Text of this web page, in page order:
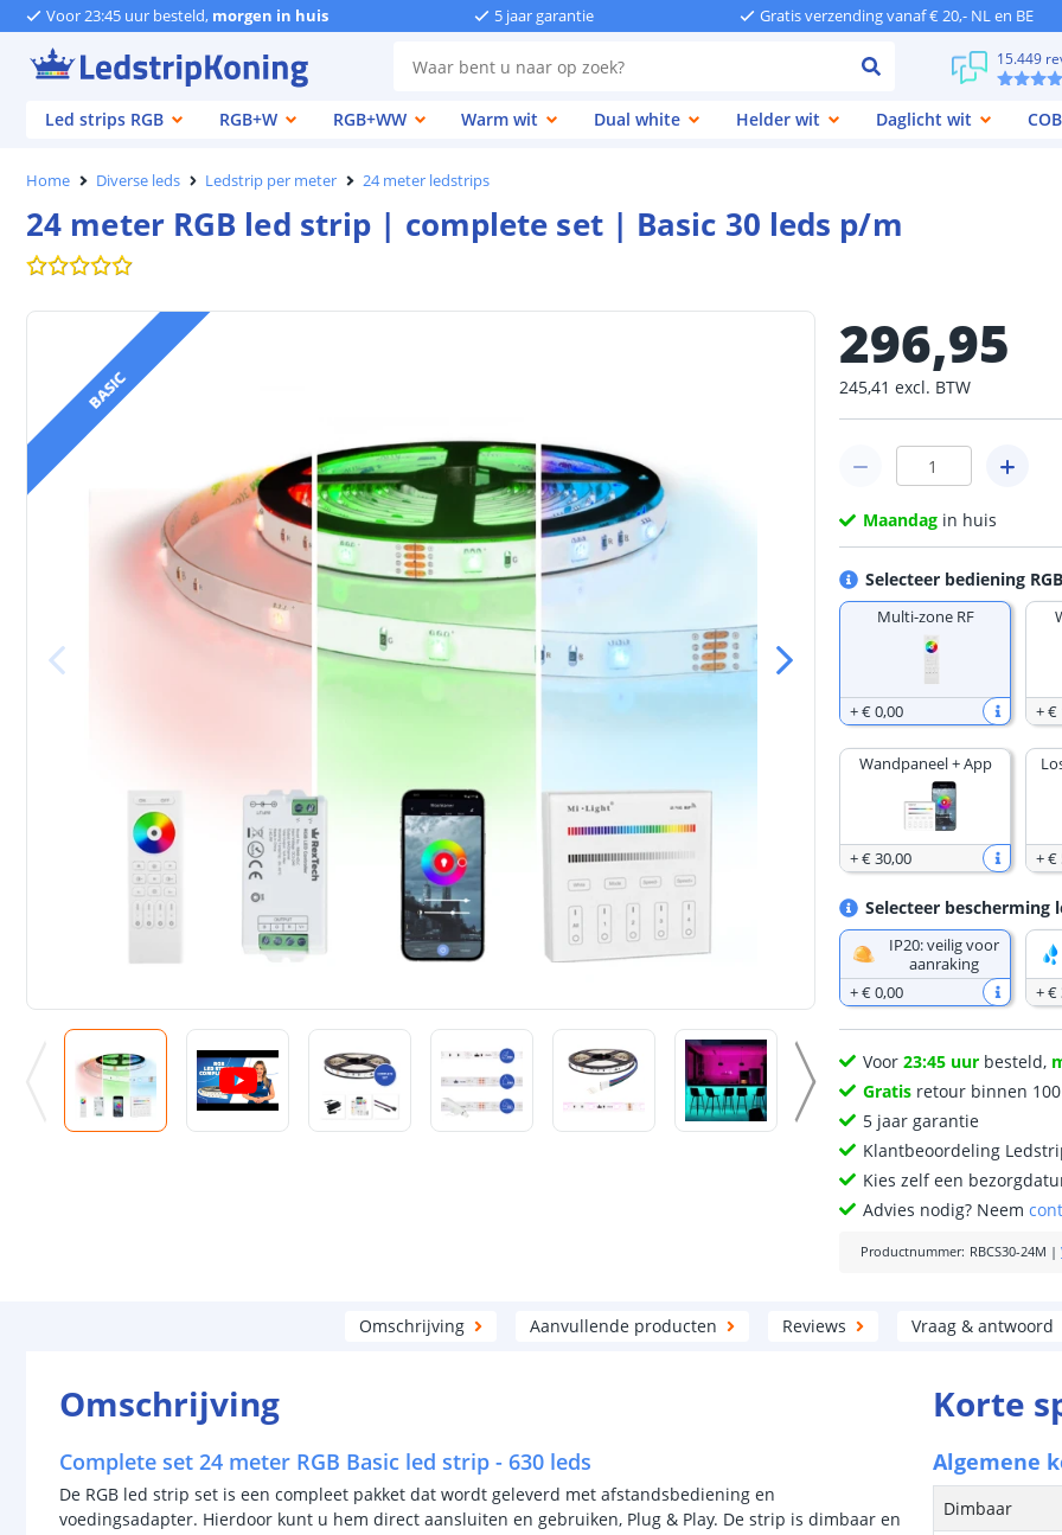
Voor 23:45 uur besteld, morgen in huis 5 jaar garantie Gratis verzending vanaf € 20,- NL en BE
15.449
Led strips RGB
RGB+W RGB+WW Warm wit Dual white Helder wit Daglicht wit COB
Home Diverse leds Ledstrip per meter 24 meter ledstrips
24 meter RGB led strip | complete set | Basic 30 leds p/m
BASIC
296,95
245,41 excl. BTW
Maandag in huis
Selecteer bediening
Multi-zone RF
+€ 0,00 +€
Wandpaneel + App
+€ 30,00 +€
Selecteer bescherming
IP20: veilig voor
aanraking
+€ 0,00
+€
Voor23:45 uur besteld,
Gratis retour binnen
5 jaar garantie
Klantbeoordeling
Kies zelf een
Advies nodig? Neem
Productnummer: RBCS30-24M |
Omschrijving Aanvullende producten Reviews Vraag & antwoord
Omschrijving
Complete set 24 meter RGB Basic led strip - 630 leds
De RGB led strip set is een compleet pakket dat wordt geleverd met afstandsbediening en
voedingsadapter. Hierdoor kunt u hem direct aansluiten en gebruiken, Plug & Play. De strip is dimbaar en
Korte
Algemene
Dimbaar